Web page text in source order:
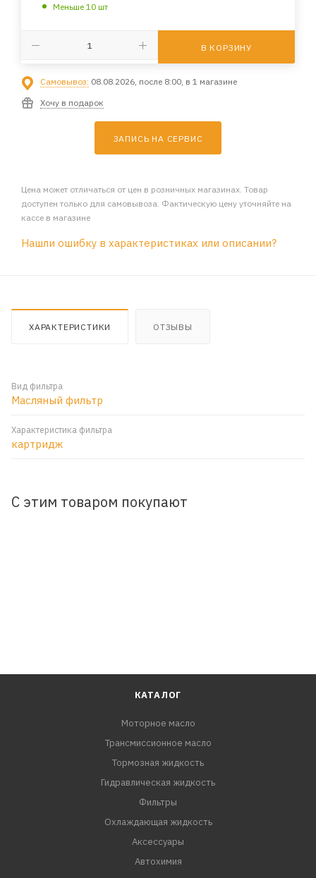
Меньше 10 шт
В КОРЗИНУ
Самовывоз: 08.08.2026, после 8:00, в 1 магазине
Хочу в подарок
ЗАПИСЬ НА СЕРВИС
Цена может отличаться от цен в розничных магазинах. Товар
доступен только для самовывоза. Фактическую цену уточняйте на
кассе в магазине
Нашли ошибку в характеристиках или описании?
ХАРАКТЕРИСТИКИ ОТЗЫВЫ
Вид фильтра
Масляный фильтр
Характеристика фильтра
картридж
С этим товаром покупают
КАТАЛОГ
Моторное масло
Трансмиссионное масло
Тормозная жидкость
Гидравлическая жидкость
Фильтры
Охлаждающая жидкость
Аксессуары
Автохимия